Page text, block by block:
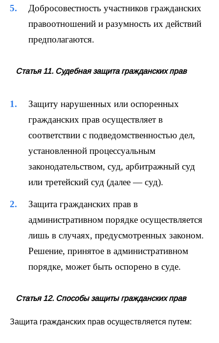
Добросовестность участников гражданских
правоотношений и разумность их действий
предполагаются.
Статья 11. Судебная защита гражданских прав
Защиту нарушенных или оспоренных
гражданских прав осуществляет в
соответствии с подведомственностью дел,
установленной процессуальным
законодательством, суд, арбитражный суд
или третейский суд (далее — суд).
Защита гражданских прав в
административном порядке осуществляется
лишь в случаях, предусмотренных законом.
Решение, принятое в административном
порядке, может быть оспорено в суде.
Статья 12. Способы защиты гражданских прав
Защита гражданских прав осуществляется путем: